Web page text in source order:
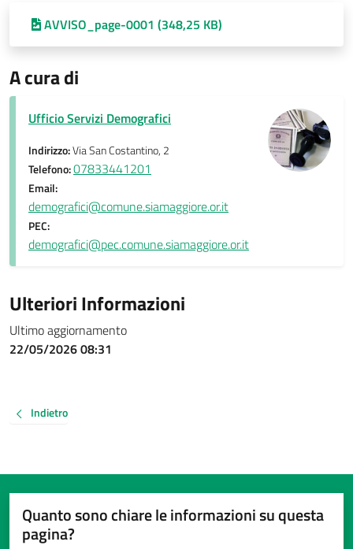
AVVISO_page-0001 (348,25 KB)
A cura di
Ufficio Servizi Demografici
Indirizzo:Via San Costantino, 2
Telefono:07833441201
Email:
demografici@comune.siamaggiore.or.it
PEC:
demografici@pec.comune.siamaggiore.or.it
Ulteriori Informazioni
Ultimo aggiornamento
22/05/2026 08:31
Indietro
Quanto sono chiare le informazioni su questa
pagina?